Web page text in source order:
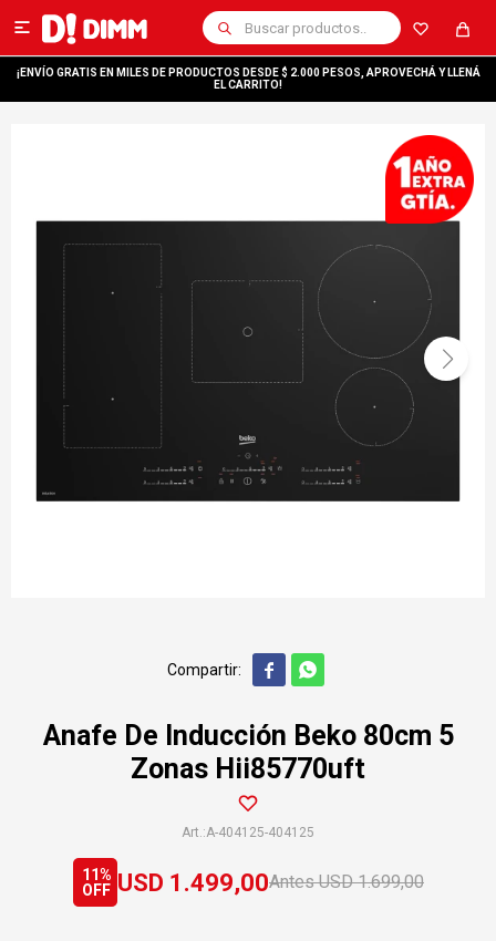

¡ENVÍO GRATIS EN MILES DE PRODUCTOS DESDE $ 2.000 PESOS, APROVECHÁ Y LLENÁ
EL CARRITO!
 
Anafe De Inducción Beko 80cm 5
Zonas Hii85770uft
A-404125-404125
USD 1.499,00 USD 1.699,00
11